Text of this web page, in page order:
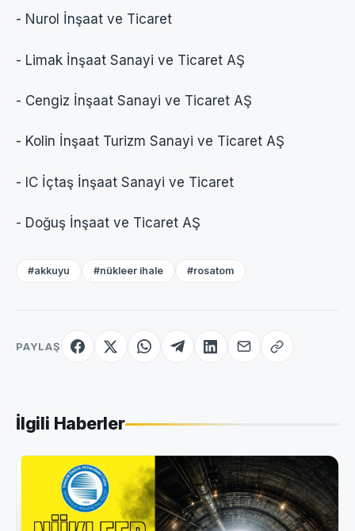
- Nurol İnşaat ve Ticaret
- Limak İnşaat Sanayi ve Ticaret AŞ
- Cengiz İnşaat Sanayi ve Ticaret AŞ
- Kolin İnşaat Turizm Sanayi ve Ticaret AŞ
- IC İçtaş İnşaat Sanayi ve Ticaret
- Doğuş İnşaat ve Ticaret AŞ
#akkuyu #nükleer ihale #rosatom
PAYLAŞ
İlgili Haberler